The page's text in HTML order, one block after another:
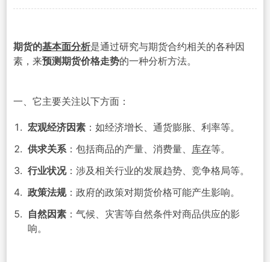
期货的基本面分析是通过研究与期货合约相关的各种因
素，来预测期货价格走势的一种分析方法。
一、它主要关注以下方面：
宏观经济因素：如经济增长、通货膨胀、利率等。
供求关系：包括商品的产量、消费量、 库存等。
行业状况：涉及相关行业的发展趋势、竞争格局等。
政策法规：政府的政策对期货价格可能产生影响。
自然因素：气候、灾害等自然条件对商品供应的影
响。